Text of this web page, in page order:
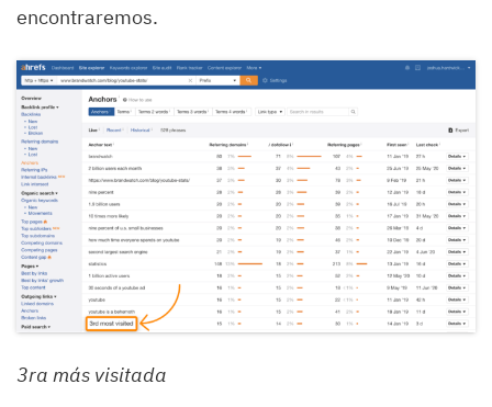
encontraremos.
3ra más visitada